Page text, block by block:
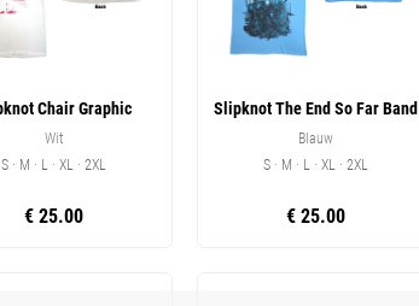
Chair Graphic
Wit
S · M · L · XL · 2XL
€ 25.00
Slipknot The End So Far Band
Blauw
S · M · L · XL · 2XL
€ 25.00